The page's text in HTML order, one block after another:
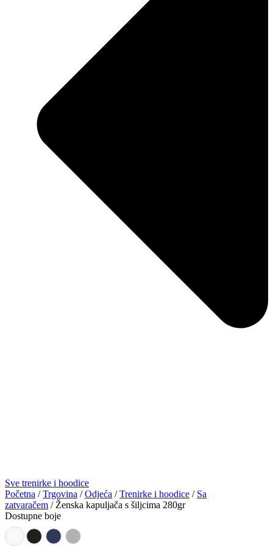
Sve trenirke i hoodice
Početna /Trgovina /Odjeća /Trenirke i hoodice / Sa
zatvaračem / Ženska kapuljača s šiljcima 280gr
Dostupne boje